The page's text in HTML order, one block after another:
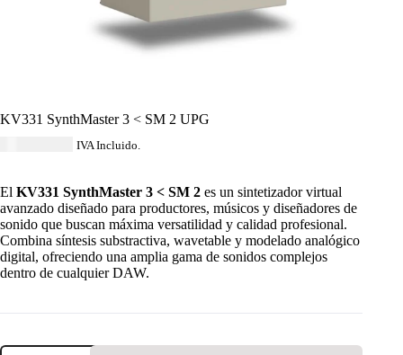
KV331 SynthMaster 3 < SM 2 UPG
IVA Incluido.
El KV331 SynthMaster 3 < SM 2 es un sintetizador virtual
avanzado diseñado para productores, músicos y diseñadores de
sonido que buscan máxima versatilidad y calidad profesional.
Combina síntesis substractiva, wavetable y modelado analógico
digital, ofreciendo una amplia gama de sonidos complejos
dentro de cualquier DAW.